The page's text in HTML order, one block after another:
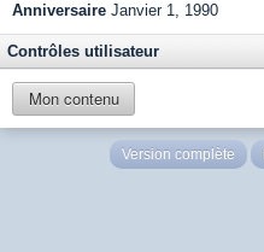
Anniversaire Janvier 1, 1990
Contrôles utilisateur
Mon contenu
Version complète